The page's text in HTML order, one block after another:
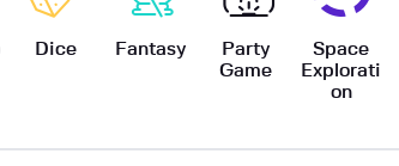
Dice Fantasy
Party
Game
Space
Explorati
on
AIUTO
BLOG-NEWS